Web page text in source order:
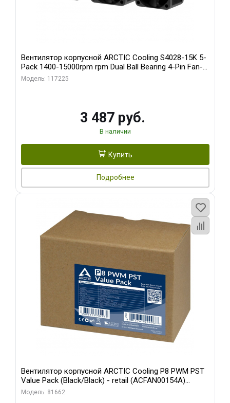
Вентилятор корпусной ARCTIC Cooling S4028-15K 5-
Pack 1400-15000rpm rpm Dual Ball Bearing 4-Pin Fan-
Connector (ACFAN00274A)
Модель: 117225
3 487 руб.
В наличии
Купить
Подробнее
Вентилятор корпусной ARCTIC Cooling P8 PWM PST
Value Pack (Black/Black) - retail (ACFAN00154A)
(702072)
Модель: 81662